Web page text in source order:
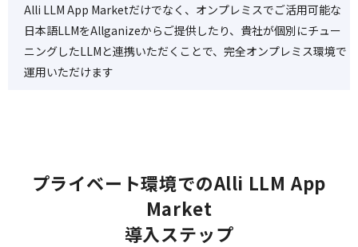
Alli LLM App Marketだけでなく、オンプレミスでご活用可能な
日本語LLMをAllganizeからご提供したり、貴社が個別にチュー
ニングしたLLMと連携いただくことで、完全オンプレミス環境で
運用いただけます
プライベート環境でのAlli LLM App
Market
導入ステップ